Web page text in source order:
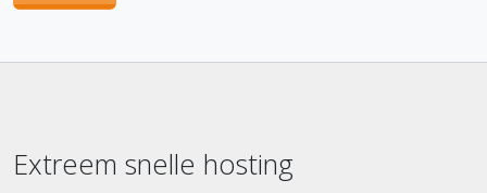
Extreem snelle hosting